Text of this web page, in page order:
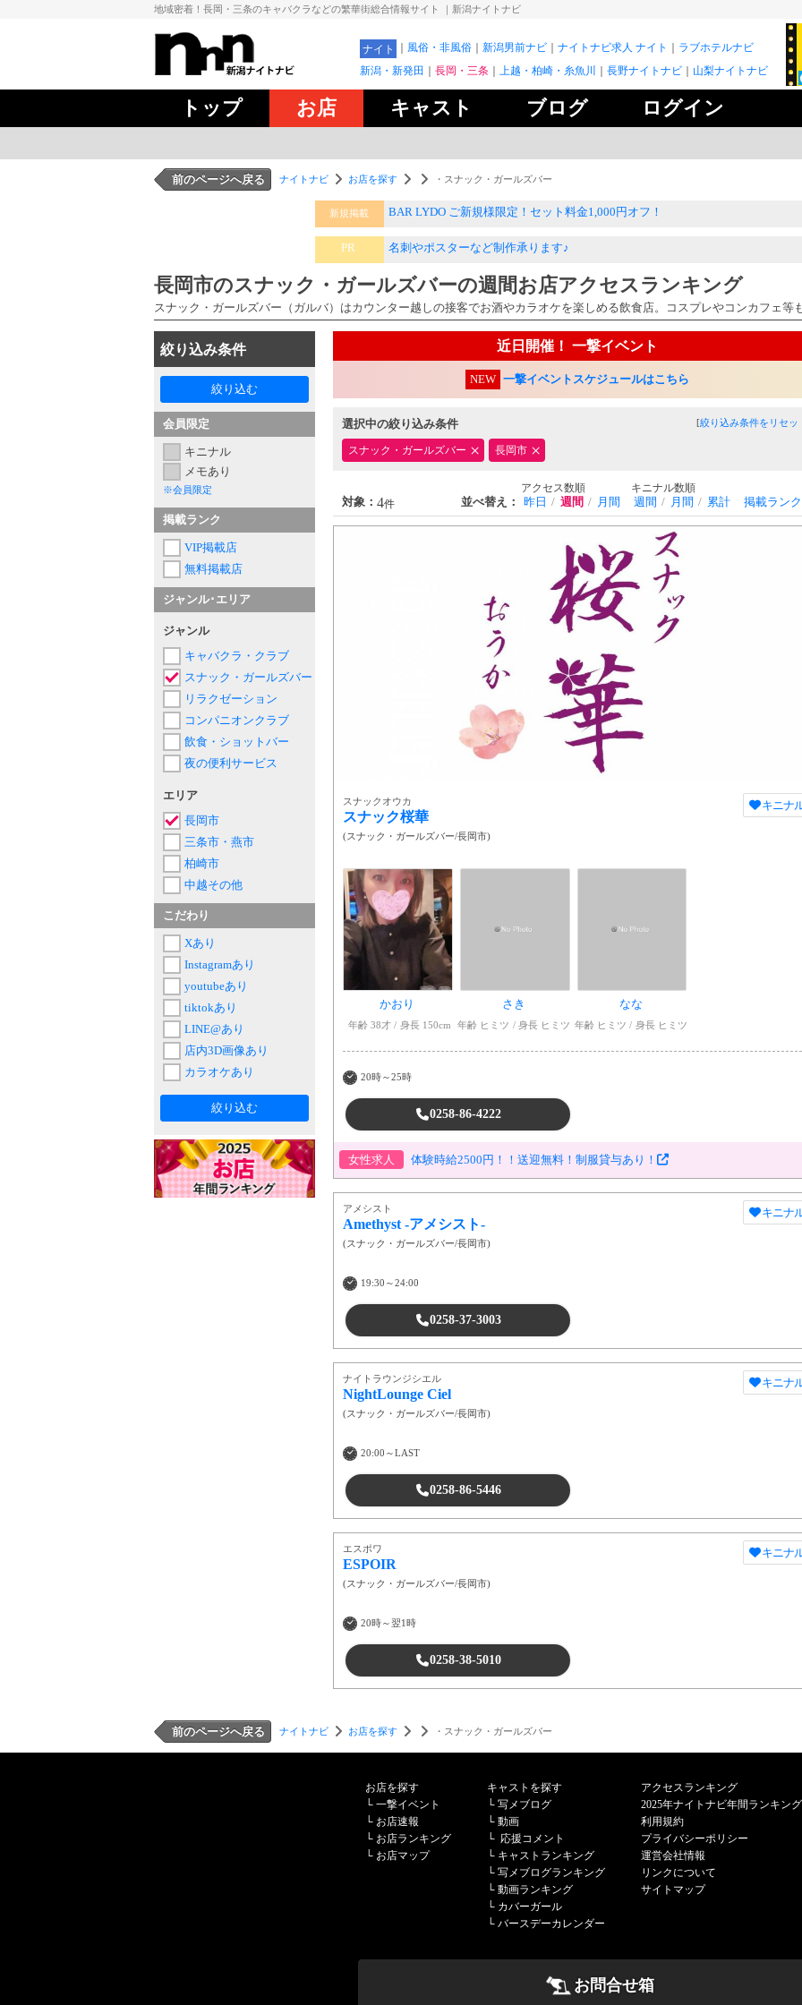
地域密着！長岡・三条のキャバクラなどの繁華街総合情報サイト ｜新潟ナイトナビ
ナイト 風俗・非風俗 新潟男前ナビ ナイトナビ求人 ナイト
ラブホテルナビ
新潟・新発田
長岡・三条 上越・柏崎・糸魚川 長野ナイトナビ 山梨ナイトナビ
トップ お店 キャスト ブログ ログイン
前のページへ戻る ナイトナビ お店を探す ・スナック・ガールズバー
新規掲載 BAR LYDO ご新規様限定！セット料金1,000円オフ！
スナックしゃぼん玉 長岡駅前 2号店 初回セット料金半額！
PR 名刺やポスターなど制作承ります♪
オーナー様必見！ナイトナビが0円で使える
長岡市のスナック・ガールズバーの週間お店アクセスランキング
スナック・ガールズバー（ガルバ）はカウンター越しの接客でお酒やカラオケを楽しめる飲食店。コスプレやコンカフェ等
近日開催！ 一撃イベント
NEW 一撃イベントスケジュールはこちら
[絞り込み条件をリセッ
選択中の絞り込み条件
スナック・ガールズバー 長岡市
対象： 4件 並べ替え：
アクセス数順
昨日 週間 月間
キニナル数順
週間 月間 累計 掲載ラン
スナックオウカ
スナック桜華
(スナック・ガールズバー/長岡市)
キニナ
かおり
年齢 38才 身長 150cm
さき
年齢 ヒミツ 身長 ヒミツ
なな
年齢 ヒミツ 身長 ヒミツ
20時～25時
0258-86-4222
女性求人 体験時給2500円！！送迎無料！制服貸与あり！
アメシスト
Amethyst -アメシスト-
(スナック・ガールズバー/長岡市)
キニナ
19:30～24:00
0258-37-3003
ナイトラウンジシエル
NightLounge Ciel
(スナック・ガールズバー/長岡市)
キニナ
20:00～LAST
0258-86-5446
エスポワ
ESPOIR
(スナック・ガールズバー/長岡市)
キニナ
20時～翌1時
0258-38-5010
絞り込み条件
絞り込む
会員限定
キニナル
メモあり
※会員限定
掲載ランク
VIP掲載店
無料掲載店
ジャンル･エリア
ジャンル
キャバクラ・クラブ
スナック・ガールズバー
リラクゼーション
コンパニオンクラブ
飲食・ショットバー
夜の便利サービス
エリア
長岡市
三条市・燕市
柏崎市
中越その他
こだわり
Xあり
Instagramあり
youtubeあり
tiktokあり
LINE@あり
店内3D画像あり
カラオケあり
絞り込む
前のページへ戻る ナイトナビ お店を探す ・スナック・ガールズバー
お店を探す
└ 一撃イベント
└ お店速報
└ お店ランキング
└ お店マップ
キャストを探す
└ 写メブログ
└ 動画
└ 応援コメント
└ キャストランキング
└ 写メブログランキング
└ 動画ランキング
└ カバーガール
└ バースデーカレンダー
アクセスランキング
2025年ナイトナビ年間ランキング
利用規約
プライバシーポリシー
運営会社情報
リンクについて
サイトマップ
お問合せ箱